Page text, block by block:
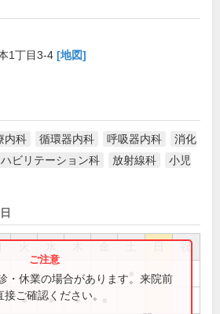
1丁目3-4 [地図]
内科 循環器内科 呼吸器内科
消化
ハビリテーション科 放射線科
小児
祝
● ● ●
・休業の場合があります。来院前
ご確認ください。